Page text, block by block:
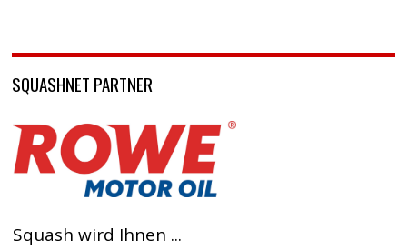
SQUASHNET PARTNER
Squash wird Ihnen ...